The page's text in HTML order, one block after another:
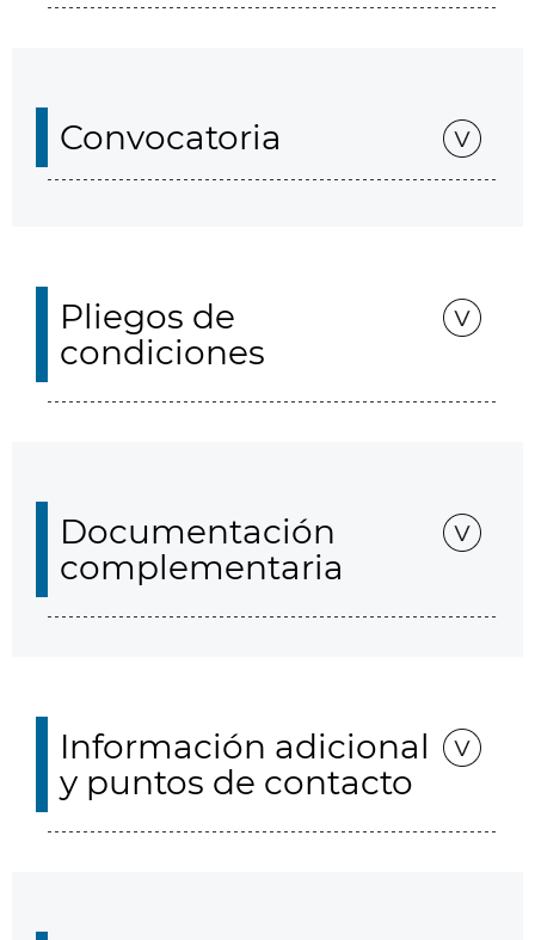
Convocatoria
Pliegos de
condiciones
Documentación
complementaria
Información adicional
y puntos de contacto